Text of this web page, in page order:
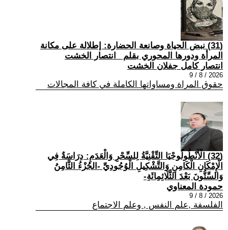
(31) نبض الحياة وصانعة الحضارة: إطلالة على مكانة
المرأة ودورها المحوري بقلم _انتصار الخشت
انتصار كامل جفلان الخشت
2026 / 8 / 9
حقوق المراة ومساواتها الكاملة في كافة المجالات
(32) الْأَنْطُولُوجْيَا التِّقْنِيَّةُ لِلسِّحْرِ وَالْعَدَمِ: دِرَاسَةٌ فِي
الْإِمْكَانِ الْكَامِنِ وَالتَّشْكِيلِ الْوُجُودِيِّ -الجُزْءُ الثَّامِنُ
وَالسِّتُّونَ بَعْدَ الثَّلَاثِمِائَةِ-
حمودة المعناوي
2026 / 8 / 9
الفلسفة ,علم النفس , وعلم الاجتماع